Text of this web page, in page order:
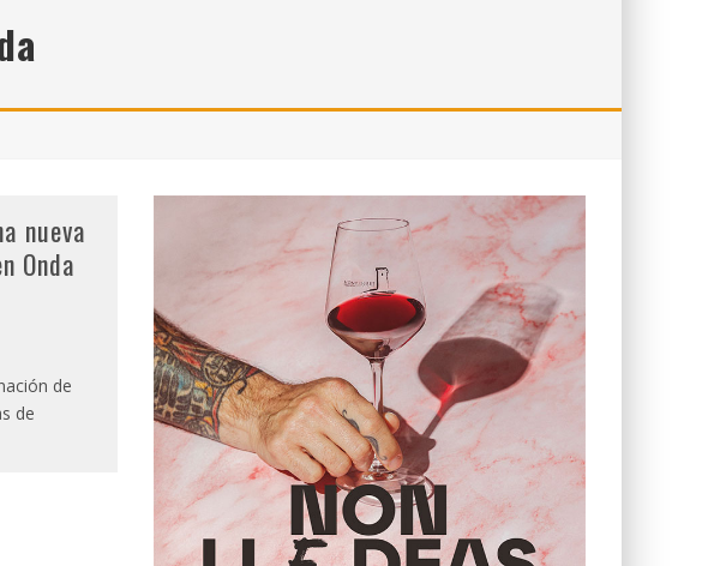
Y UNA CRECIENTE PROYECCIÓN INTERNACIONAL
nueva
Onda
de
de